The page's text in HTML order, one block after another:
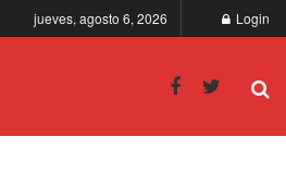
jueves, agosto 6, 2026 Login